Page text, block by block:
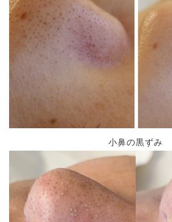
小鼻の黒ずみ